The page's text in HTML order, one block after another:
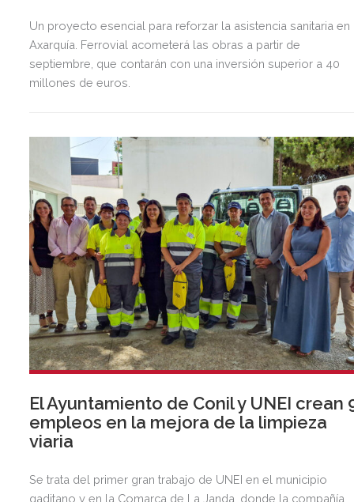
Un proyecto esencial para reforzar la asistencia sanitaria en
Axarquía. Ferrovial acometerá las obras a partir de
septiembre, que contarán con una inversión superior a 40
millones de euros.
El Ayuntamiento de Conil y UNEI crean
empleos en la mejora de la limpieza
viaria
Se trata del primer gran trabajo de UNEI en el municipio
gaditano y en la Comarca de La Janda, donde la compañía